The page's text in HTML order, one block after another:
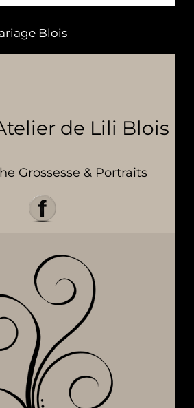
Blois
de Lili Blois
Grossesse & Portraits